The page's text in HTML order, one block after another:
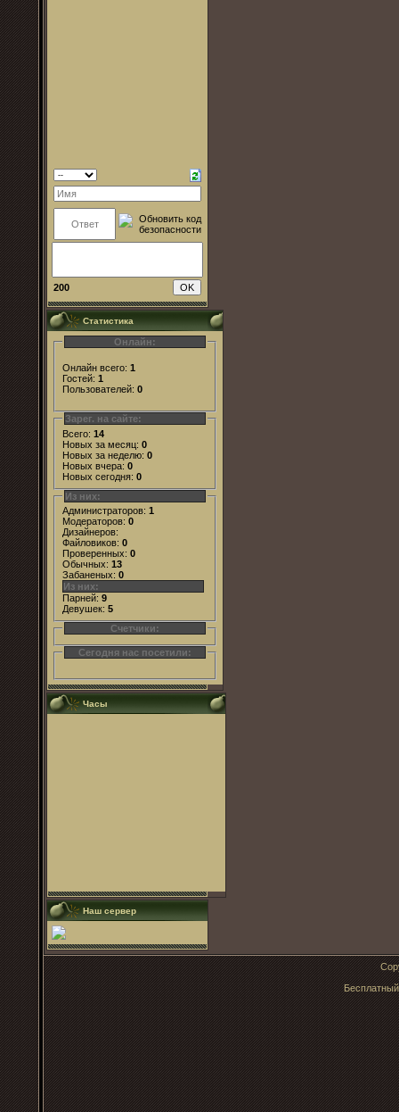
200
Статистика
Онлайн:
Онлайн всего: 1
Гостей: 1
Пользователей: 0
Зарег. на сайте:
Всего: 14
Новых за месяц: 0
Новых за неделю: 0
Новых вчера: 0
Новых сегодня: 0
Из них:
Администраторов: 1
Модераторов: 0
Дизайнеров:
Файловиков: 0
Проверенных: 0
Обычных: 13
Забаненых: 0
Из них:
Парней: 9
Девушек: 5
Счетчики:
Сегодня нас посетили:
Часы
Наш сервер